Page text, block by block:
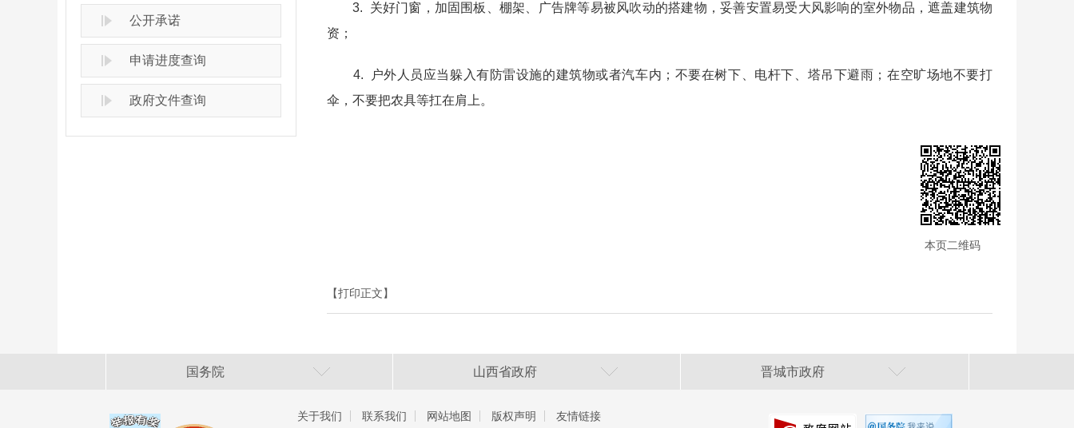
公开承诺
申请进度查询
政府文件查询
3. 关好门窗，加固围板、棚架、广告牌等易被风吹动的搭建物，妥善安置易受大风影响的室外物品，遮盖建筑物
资；
4. 户外人员应当躲入有防雷设施的建筑物或者汽车内；不要在树下、电杆下、塔吊下避雨；在空旷场地不要打
伞，不要把农具等扛在肩上。
本页二维码
【打印正文】
国务院 山西省政府 晋城市政府
关于我们 联系我们 网站地图 版权声明 友情链接